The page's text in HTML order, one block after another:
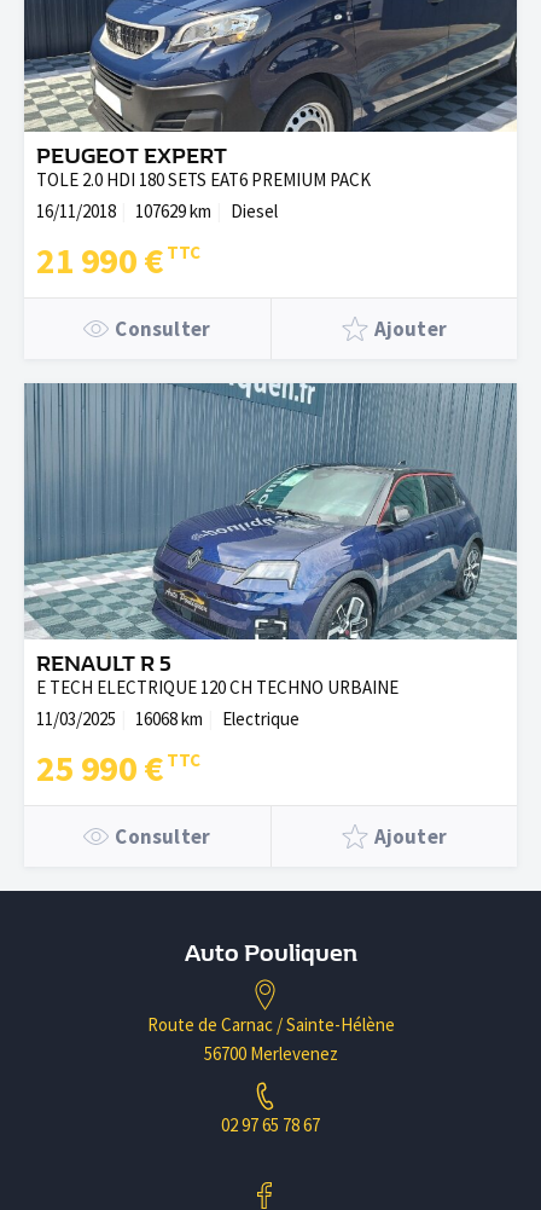
PEUGEOT EXPERT
TOLE 2.0 HDI 180 SETS EAT6 PREMIUM PACK
16/11/2018
107629 km Diesel
21 990 €
Consulter Ajouter
RENAULT R 5
E TECH ELECTRIQUE 120 CH TECHNO URBAINE
11/03/2025
16068 km Electrique
25 990 €
Consulter Ajouter
Auto Pouliquen
Route de Carnac / Sainte-Hélène
56700 Merlevenez
02 97 65 78 67